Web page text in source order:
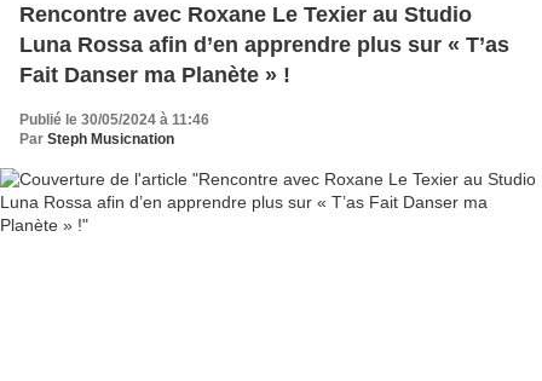
Rencontre avec Roxane Le Texier au Studio
Luna Rossa afin d’en apprendre plus sur « T’as
Fait Danser ma Planète » !
Publié le 30/05/2024 à 11:46
Par Steph Musicnation